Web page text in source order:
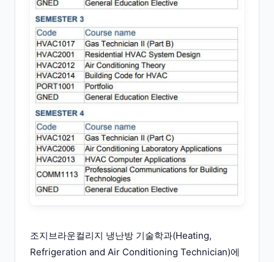
조지브라운컬리지 냉난방 기술학과(Heating,
Refrigeration and Air Conditioning Technician)에